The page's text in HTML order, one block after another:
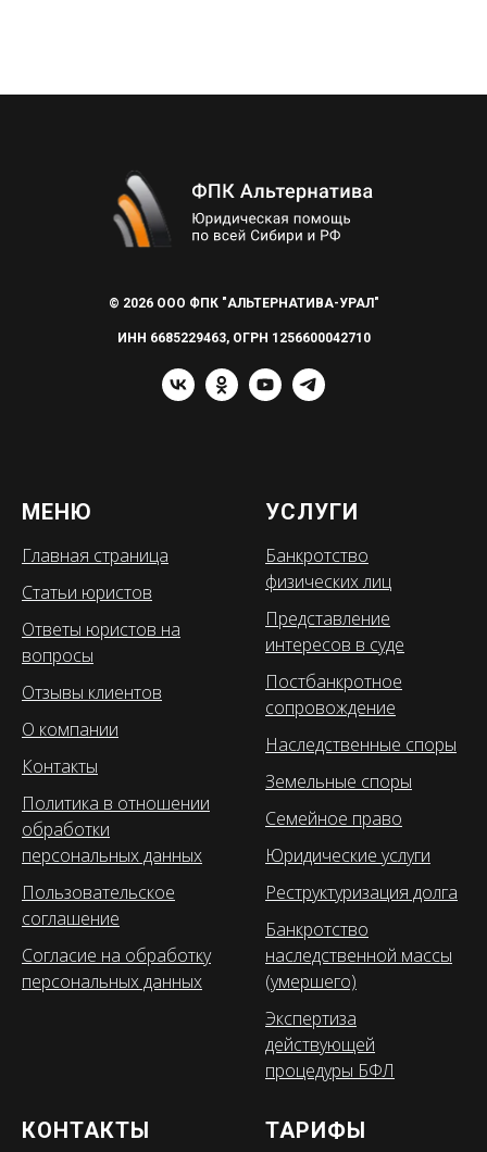
© 2026 ООО ФПК "АЛЬТЕРНАТИВА-УРАЛ"
ИНН 6685229463, ОГРН 1256600042710
МЕНЮ
Главная страница
Статьи юристов
Ответы юристов на
вопросы
Отзывы клиентов
О компании
Контакты
Политика в отношении
обработки
персональных данных
Пользовательское
соглашение
Согласие на обработку
персональных данных
УСЛУГИ
Банкротство
физических лиц
Представление
интересов в суде
Постбанкротное
сопровождение
Наследственные споры
Земельные споры
Семейное право
Юридические услуги
Реструктуризация долга
Банкротство
наследственной массы
(умершего)
Экспертиза
действующей
процедуры БФЛ
КОНТАКТЫ ТАРИФЫ